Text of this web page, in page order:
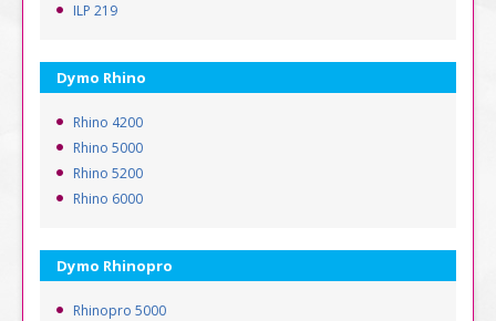
ILP 219
Dymo Rhino
Rhino 4200
Rhino 5000
Rhino 5200
Rhino 6000
Dymo Rhinopro
Rhinopro 5000